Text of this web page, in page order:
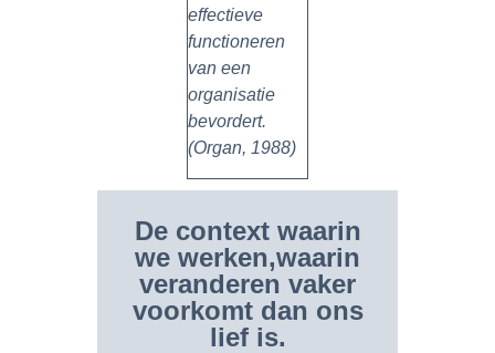
effectieve
functioneren
van een
organisatie
bevordert.
(Organ, 1988)
De context waarin
we werken,waarin
veranderen vaker
voorkomt dan ons
lief is.